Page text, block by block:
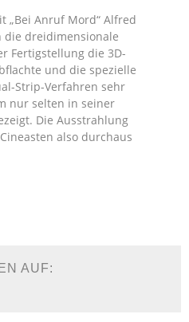
„Bei Anruf Mord“ Alfred
die dreidimensionale
Fertigstellung die 3D-
und die spezielle
Strip-Verfahren sehr
nur selten in seiner
Die Ausstrahlung
also durchaus
AUF: